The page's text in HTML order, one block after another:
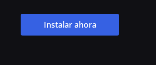
Instalar ahora